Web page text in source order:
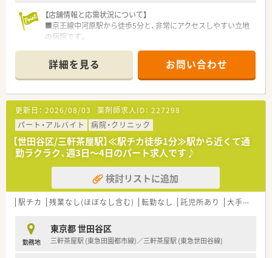
【店舗情報と応需状況について】
■京王線中河原駅から徒歩5分と、非常にアクセスしやすい立地
の病院です。
ます。
■現在、常勤薬剤師6名とパート薬剤師2名が在籍し、活気ある職
場環境です。
【募集背景と求める人物像について】
■欠員補充のため、急性期から慢性期まで幅広く経験したい薬剤
師を募集しています。
■チーム医療に積極的に参加し、多職種連携を大切にできる方を
歓迎いたします。
■質の高い医療サービス提供に貢献したいという意欲をお持ち
の方を求めています。
【勤務実態について】
■平日は17時までのシフト制勤務で、ワークライフバランスを
■ご家庭との両立の為、16時までの勤務や、9時・10時始業なども
ご相談可能です。
■残業はほぼなく、毎日定時で退勤できます。
詳細を見る お問い合わせ
更新日： 2026/08/03 薬剤師求人ID： 227298
パート・アルバイト
病院・クリニック
【世田谷区/三軒茶屋駅】≪駅チカ徒歩1分≫駅から近くて通
勤ラクラク、週3日～4日のパート求人です♪
検討リストに追加
駅チカ 残業なし(ほぼなし含む) 転勤なし 託児所あり 大手チェーン以外
勤務地
東京都 世田谷区
三軒茶屋駅 (東急田園都市線)／三軒茶屋駅 (東急世田谷線)